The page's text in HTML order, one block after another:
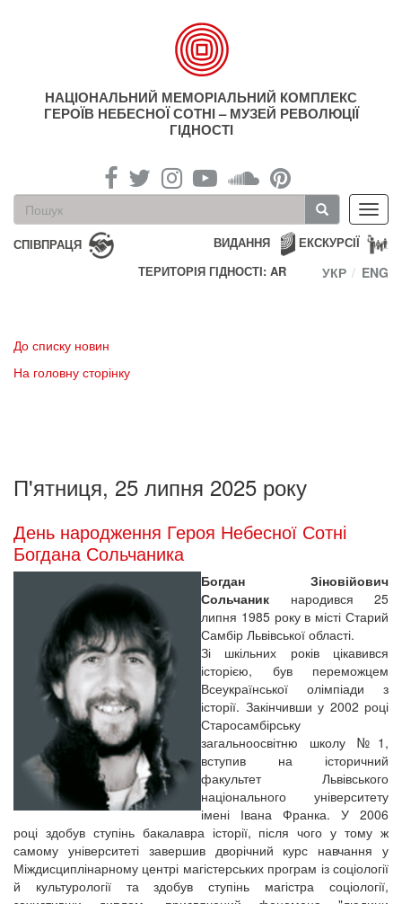
НАЦІОНАЛЬНИЙ МЕМОРІАЛЬНИЙ КОМПЛЕКС
ГЕРОЇВ НЕБЕСНОЇ СОТНІ – МУЗЕЙ РЕВОЛЮЦІЇ
ГІДНОСТІ
Пошукова
форма
Пошук
СПІВПРАЦЯ ЕКСКУРСІЇ
ВИДАННЯ
ТЕРИТОРІЯ ГІДНОСТІ: AR
УКР ENG
До списку новин
На головну сторінку
П'ятниця, 25 липня 2025 року
День народження Героя Небесної Сотні
Богдана Сольчаника
Богдан Зіновійович
Сольчаник народився 25
липня 1985 року в місті Старий
Самбір Львівської області.
Зі шкільних років цікавився
історією, був переможцем
Всеукраїнської олімпіади з
історії. Закінчивши у 2002 році
Старосамбірську
загальноосвітню школу №1,
вступив на історичний
факультет Львівського
національного університету
імені Івана Франка. У 2006
році здобув ступінь бакалавра історії, після чого у тому ж
самому університеті завершив дворічний курс навчання у
Міждисциплінарному центрі магістерських програм із соціології
й культурології та здобув ступінь магістра соціології,